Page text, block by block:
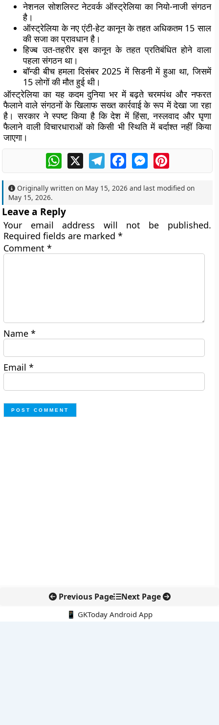
नेशनल सोशलिस्ट नेटवर्क ऑस्ट्रेलिया का नियो-नाजी संगठन
है।
ऑस्ट्रेलिया के नए एंटी-हेट कानून के तहत अधिकतम 15 साल
की सजा का प्रावधान है।
हिज्ब उत-तहरीर इस कानून के तहत प्रतिबंधित होने वाला
पहला संगठन था।
बॉन्डी बीच हमला दिसंबर 2025 में सिडनी में हुआ था, जिसमें
15 लोगों की मौत हुई थी।
ऑस्ट्रेलिया का यह कदम दुनिया भर में बढ़ते चरमपंथ और नफरत
फैलाने वाले संगठनों के खिलाफ सख्त कार्रवाई के रूप में देखा जा रहा
है। सरकार ने स्पष्ट किया है कि देश में हिंसा, नस्लवाद और घृणा
फैलाने वाली विचारधाराओं को किसी भी स्थिति में बर्दाश्त नहीं किया
जाएगा।
WhatsApp
X TelegramFacebookMessengerPinterest
Originally written on May 15, 2026 and last modified on
May 15, 2026.
Leave a Reply
Your email address will not be published.
Required fields are marked*
Comment*
Name*
Email*
Previous Page Next Page
📱 GKToday Android App